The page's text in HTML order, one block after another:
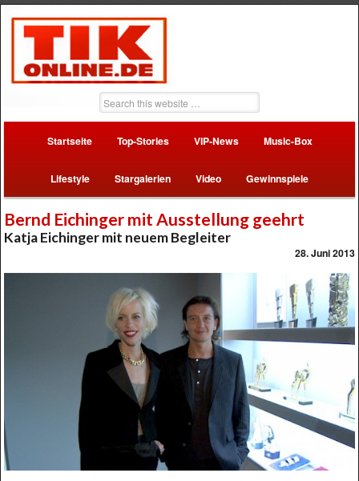
Startseite Top-Stories VIP-News Music-Box
Lifestyle Stargalerien Video Gewinnspiele
Bernd Eichinger mit Ausstellung geehrt
Katja Eichinger mit neuem Begleiter
28. Juni 2013